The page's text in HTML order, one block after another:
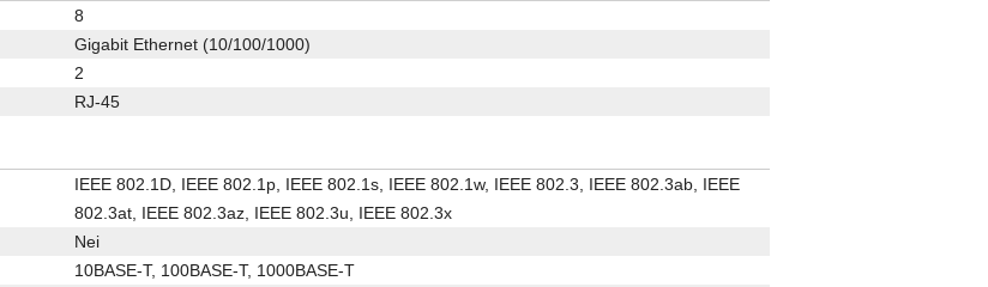
8
Gigabit Ethernet (10/100/1000)
2
RJ-45
IEEE 802.1D, IEEE 802.1p, IEEE 802.1s, IEEE 802.1w, IEEE 802.3, IEEE 802.3ab, IEEE
802.3at, IEEE 802.3az, IEEE 802.3u, IEEE 802.3x
Nei
10BASE-T, 100BASE-T, 1000BASE-T